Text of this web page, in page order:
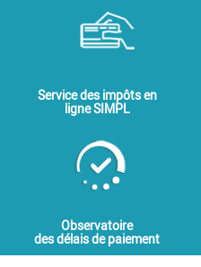
Service des impôts en
ligne SIMPL
Observatoire
des délais de paiement